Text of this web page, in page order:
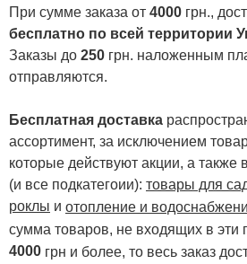
При сумме заказа от 4000 грн.,
бесплатно по всей территории
Заказы до 250 грн. наложенным
отправляются.
Бесплатная доставка
ассортимент, за исключением
которые действуют акции, а также
(и все подкатегоии): товары для
роклы и отопление и
сумма товаров, не входящих в эти
4000 грн и более, то весь заказ